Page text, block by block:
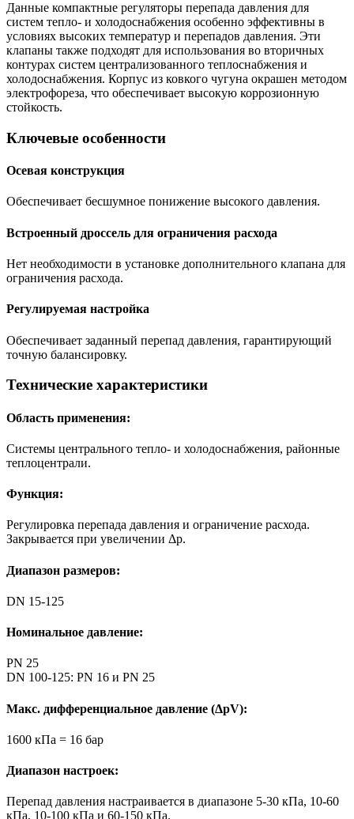
Данные компактные регуляторы перепада давления для
систем тепло- и холодоснабжения особенно эффективны в
условиях высоких температур и перепадов давления. Эти
клапаны также подходят для использования во вторичных
контурах систем централизованного теплоснабжения и
холодоснабжения. Корпус из ковкого чугуна окрашен методом
электрофореза, что обеспечивает высокую коррозионную
стойкость.
Ключевые особенности
Осевая конструкция
Обеспечивает бесшумное понижение высокого давления.
Встроенный дроссель для ограничения расхода
Нет необходимости в установке дополнительного клапана для
ограничения расхода.
Регулируемая настройка
Обеспечивает заданный перепад давления, гарантирующий
точную балансировку.
Технические характеристики
Область применения:
Системы центрального тепло- и холодоснабжения, районные
теплоцентрали.
Функция:
Регулировка перепада давления и ограничение расхода.
Закрывается при увеличении Δp.
Диапазон размеров:
DN 15-125
Номинальное давление:
PN 25
DN 100-125: PN 16 и PN 25
Макс. дифференциальное давление (ΔpV):
1600 кПа = 16 бар
Диапазон настроек:
Перепад давления настраивается в диапазоне 5-30 кПа, 10-60
кПа, 10-100 кПа и 60-150 кПа.